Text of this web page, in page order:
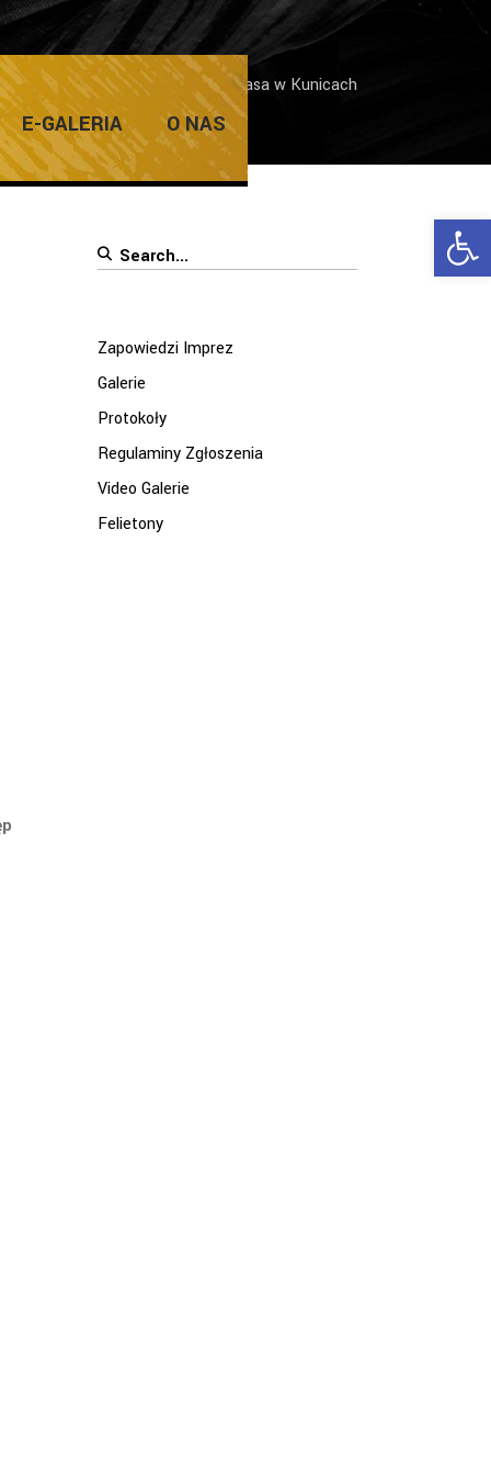
E-GALERIA O NAS
/ Koncert Zespołu Fabula Rasa w Kunicach
Search
Zapowiedzi Imprez
Galerie
Protokoły
Regulaminy Zgłoszenia
Video Galerie
Felietony